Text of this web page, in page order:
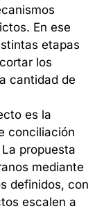
En ese
etapas
los
cantidad de
es la
conciliación
propuesta
mediante
definidos, con
escalen a